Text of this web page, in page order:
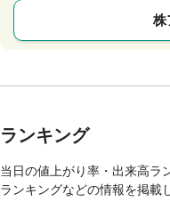
株
ランキング
当日の値上がり率・出来高ラ
ランキングなどの情報を掲載